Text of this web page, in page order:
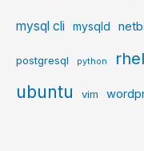
mysql cli mysqld
postgresql python rhel
ubuntu vim